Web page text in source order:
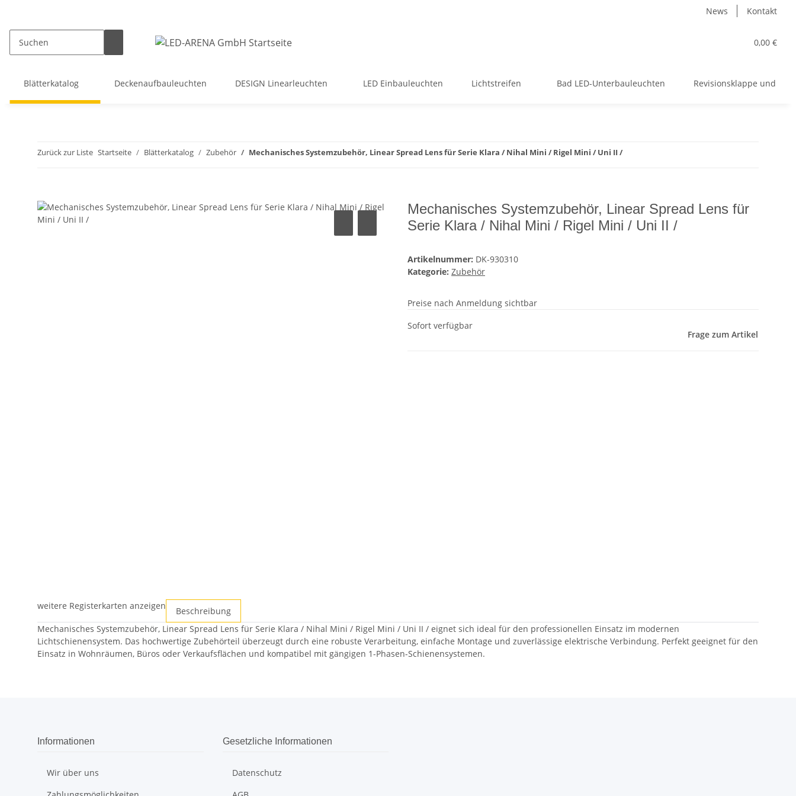
News Kontakt
0,00 €
Blätterkatalog Deckenaufbauleuchten DESIGN Linearleuchten LED Einbauleuchten Lichtstreifen Bad LED-Unterbauleuchten Revisionsklappe und
Zurück zur Liste Startseite Blätterkatalog Zubehör Mechanisches Systemzubehör, Linear Spread Lens für Serie Klara / Nihal Mini / Rigel Mini / Uni II /
Mechanisches Systemzubehör, Linear Spread Lens für
Serie Klara / Nihal Mini / Rigel Mini / Uni II /
Artikelnummer: DK-930310
Kategorie: Zubehör
Preise nach Anmeldung sichtbar
Sofort verfügbar
Frage zum Artikel
weitere Registerkarten anzeigen
Beschreibung
Mechanisches Systemzubehör, Linear Spread Lens für Serie Klara / Nihal Mini / Rigel Mini / Uni II / eignet sich ideal für den professionellen Einsatz im modernen
Lichtschienensystem. Das hochwertige Zubehörteil überzeugt durch eine robuste Verarbeitung, einfache Montage und zuverlässige elektrische Verbindung. Perfekt geeignet für den
Einsatz in Wohnräumen, Büros oder Verkaufsflächen und kompatibel mit gängigen 1-Phasen-Schienensystemen.
Informationen
Wir über uns
Gesetzliche Informationen
Datenschutz